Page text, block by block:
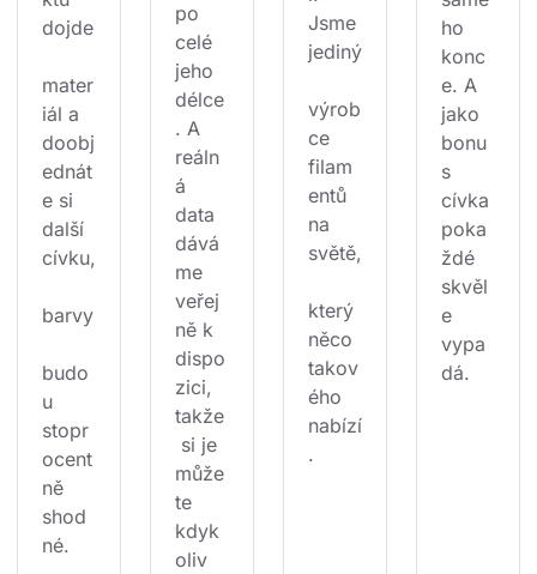
dojde
mater
iál a
doobj
ednát
e si
další
cívku,
barvy
budo
u
stopr
ocent
ně
shod
né.
po
celé
jeho
délce
. A
reáln
á
data
dává
me
veřej
ně k
dispo
zici,
takže
si je
může
te
kdyk
oliv
Jsme
jediný
výrob
ce
filam
entů
na
světě,
který
něco
takov
ého
nabízí
.
ho
konc
e. A
jako
bonu
s
cívka
poka
ždé
skvěl
e
vypa
dá.